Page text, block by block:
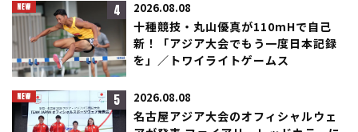
4 2026.08.08
十種競技・丸山優真が110mHで自己
新！「アジア大会でもう一度日本記録
を」／トワイライトゲームス
5 2026.08.08
名古屋アジア大会のオフィシャルウェ